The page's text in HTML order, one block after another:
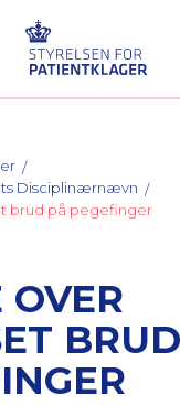
Disciplinærnævn
brud på pegefinger
OVER